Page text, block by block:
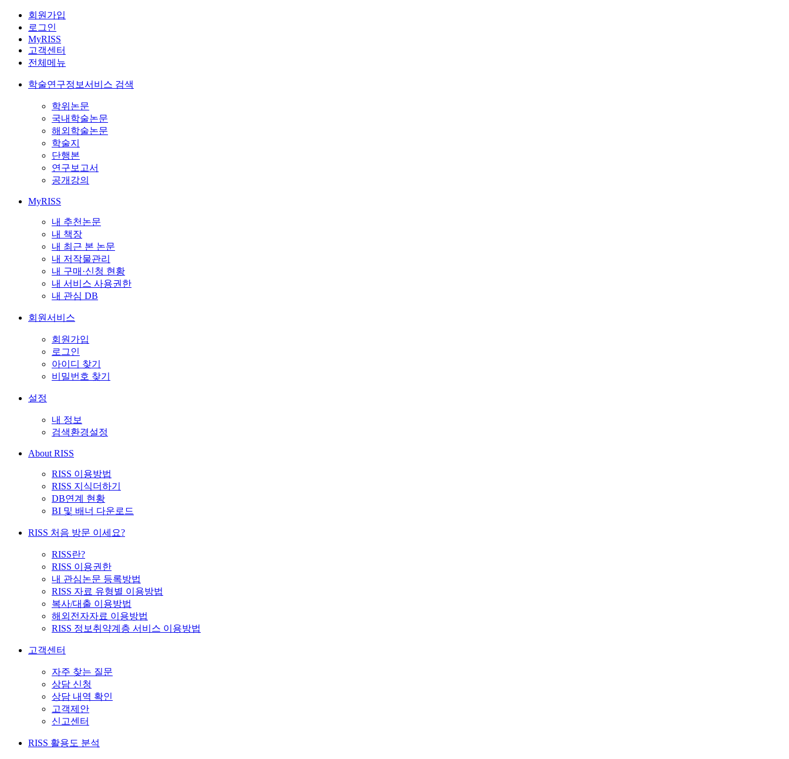
회원가입
로그인
MyRISS
고객센터
전체메뉴
학술연구정보서비스 검색
학위논문
국내학술논문
해외학술논문
학술지
단행본
연구보고서
공개강의
MyRISS
내 추천논문
내 책장
내 최근 본 논문
내 저작물관리
내 구매·신청 현황
내 서비스 사용권한
내 관심 DB
회원서비스
회원가입
로그인
아이디 찾기
비밀번호 찾기
설정
내 정보
검색환경설정
About RISS
RISS 이용방법
RISS 지식더하기
DB연계 현황
BI 및 배너 다운로드
RISS 처음 방문 이세요?
RISS란?
RISS 이용권한
내 관심논문 등록방법
RISS 자료 유형별 이용방법
복사/대출 이용방법
해외전자자료 이용방법
RISS 정보취약계층 서비스 이용방법
고객센터
자주 찾는 질문
상담 신청
상담 내역 확인
고객제안
신고센터
RISS 활용도 분석